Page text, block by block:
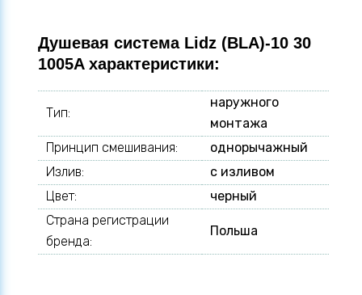
Душевая система Lidz (BLA)-10 30
1005A характеристики:
Тип:
наружного
монтажа
Принцип смешивания:
однорычажный
Излив:
с изливом
Цвет:
черный
Страна регистрации
бренда:
Польша